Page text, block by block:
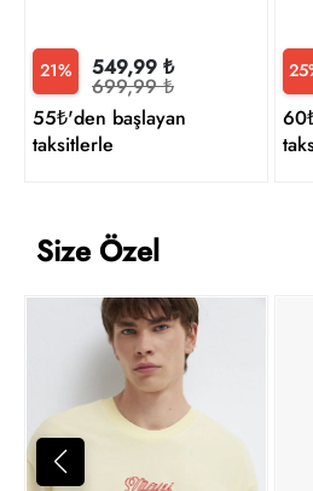
21% 549,99 ₺
699,99 ₺
55₺'den başlayan
taksitlerle
Size Özel